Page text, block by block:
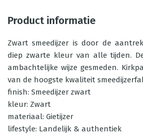
Product informatie
Zwart smeedijzer is door de
diep zwarte kleur van alle tijden.
ambachtelijke wijze gesmeden.
van de hoogste kwaliteit
finish: Smeedijzer zwart
kleur: Zwart
materiaal: Gietijzer
lifestyle: Landelijk & authentiek